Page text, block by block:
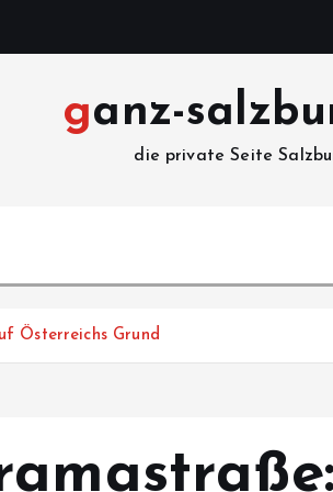
ganz-
die private Seite
Österreichs Grund